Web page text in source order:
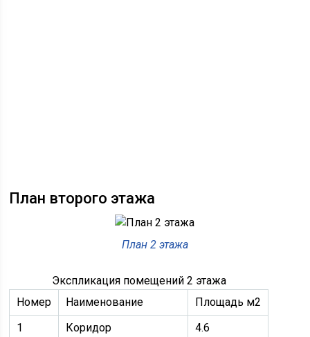
План второго этажа
План 2 этажа
Экспликация помещений 2 этажа
Номер
Наименование
Площадь м2
1
Коридор
4.6